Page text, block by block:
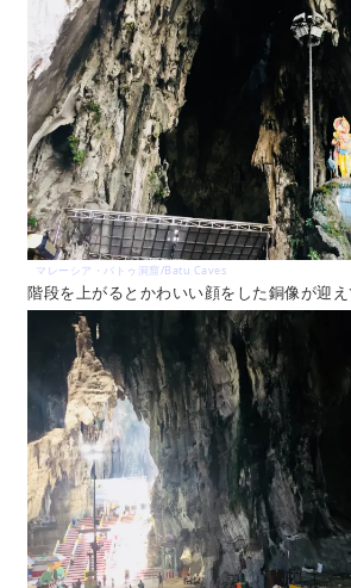
マレーシア・バトゥ洞窟/Batu Caves
階段を上がるとかわいい顔をした銅像が迎